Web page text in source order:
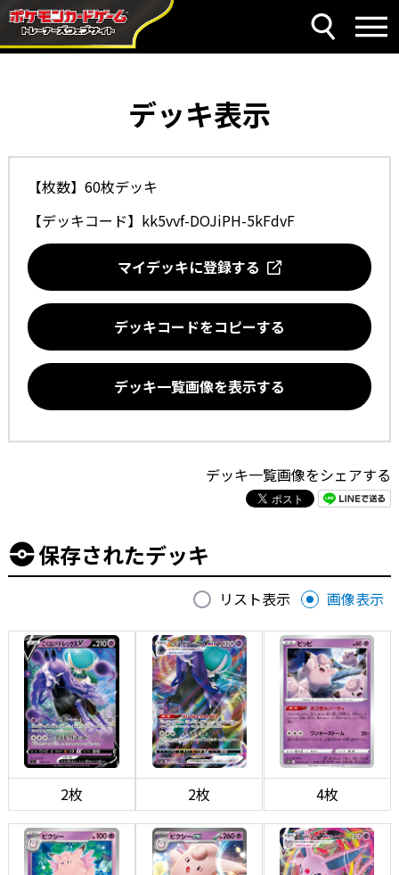
デッキ表示
【枚数】60枚デッキ
【デッキコード】 kk5vvf-DOJiPH-5kFdvF
マイデッキに登録する
デッキコードをコピーする
デッキ一覧画像を表示する
デッキ一覧画像をシェアする
保存されたデッキ
リスト表示 画像表示
2枚 2枚 4枚